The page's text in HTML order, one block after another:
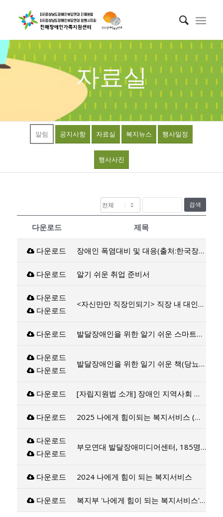
자료실
알림 공지사항 자료실 복지뉴스 행사일정
행사사진
검색
다운로드 제목
다운로드 장애인 폭염대비 및 대응(출처:한국장애인개발원)
다운로드 알기 쉬운 취업 준비서
다운로드
다운로드
<자신만만 직장인되기> 직장 내 대인관계 향상 프로그램
다운로드 발달장애인을 위한 알기 쉬운 스마트폰 활용법
다운로드
다운로드
발달장애인을 위한 일기 쉬운 책(당뇨, 치아)
다운로드 [자립지원법 소개] 장애인 지역사회 자립 및 주거 전환 지원에 관한 법률
다운로드 2025 나에게 힘이되는 복지서비스 (출처:보건복지부)
다운로드
다운로드
부모연대 발달장애미디어센터, 185명 당신곁에-태연재활원 거주인 부모를 위한 장애인 자립지원 가이드북 발간
다운로드 2024 나에게 힘이 되는 복지서비스
다운로드 복지부 '나에게 힘이 되는 복지서비스' 안내서 발간